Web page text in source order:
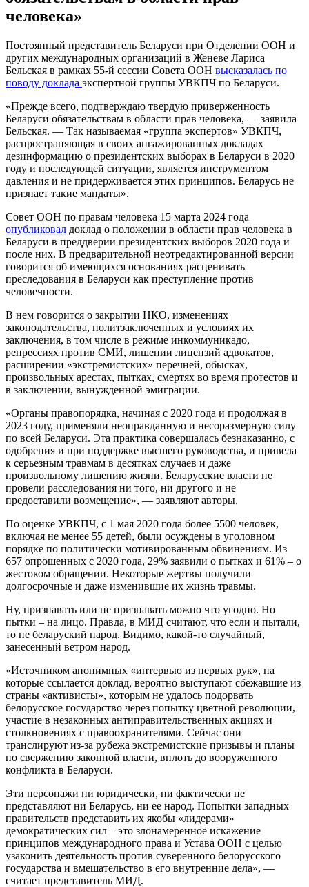
человека»
Постоянный представитель Беларуси при Отделении ООН и
других международных организаций в Женеве Лариса
Бельская в рамках 55-й сессии Совета ООН высказалась по
поводу доклада экспертной группы УВКПЧ по Беларуси.
«Прежде всего, подтверждаю твердую приверженность
Беларуси обязательствам в области прав человека, — заявила
Бельская. — Так называемая «группа экспертов» УВКПЧ,
распространяющая в своих ангажированных докладах
дезинформацию о президентских выборах в Беларуси в 2020
году и последующей ситуации, является инструментом
давления и не придерживается этих принципов. Беларусь не
признает такие мандаты».
Совет ООН по правам человека 15 марта 2024 года
опубликовал доклад о положении в области прав человека в
Беларуси в преддверии президентских выборов 2020 года и
после них. В предварительной неотредактированной версии
говорится об имеющихся основаниях расценивать
преследования в Беларуси как преступление против
человечности.
В нем говорится о закрытии НКО, изменениях
законодательства, политзаключенных и условиях их
заключения, в том числе в режиме инкоммуникадо,
репрессиях против СМИ, лишении лицензий адвокатов,
расширении «экстремистских» перечней, обысках,
произвольных арестах, пытках, смертях во время протестов и
в заключении, вынужденной эмиграции.
«Органы правопорядка, начиная с 2020 года и продолжая в
2023 году, применяли неоправданную и несоразмерную силу
по всей Беларуси. Эта практика совершалась безнаказанно, с
одобрения и при поддержке высшего руководства, и привела
к серьезным травмам в десятках случаев и даже
произвольному лишению жизни. Беларусские власти не
провели расследования ни того, ни другого и не
предоставили возмещение», — заявляют авторы.
По оценке УВКПЧ, с 1 мая 2020 года более 5500 человек,
включая не менее 55 детей, были осуждены в уголовном
порядке по политически мотивированным обвинениям. Из
657 опрошенных с 2020 года, 29% заявили о пытках и 61% – о
жестоком обращении. Некоторые жертвы получили
долгосрочные и даже изменившие их жизнь травмы.
Ну, признавать или не признавать можно что угодно. Но
пытки – на лицо. Правда, в МИД считают, что если и пытали,
то не беларуский народ. Видимо, какой-то случайный,
занесенный ветром народ.
«Источником анонимных «интервью из первых рук», на
которые ссылается доклад, вероятно выступают сбежавшие из
страны «активисты», которым не удалось подорвать
белорусское государство через попытку цветной революции,
участие в незаконных антиправительственных акциях и
столкновениях с правоохранителями. Сейчас они
транслируют из-за рубежа экстремистские призывы и планы
по свержению законной власти, вплоть до вооруженного
конфликта в Беларуси.
Эти персонажи ни юридически, ни фактически не
представляют ни Беларусь, ни ее народ. Попытки западных
правительств представить их якобы «лидерами»
демократических сил – это злонамеренное искажение
принципов международного права и Устава ООН с целью
узаконить деятельность против суверенного белорусского
государства и вмешательство в его внутренние дела», —
считает представитель МИД.